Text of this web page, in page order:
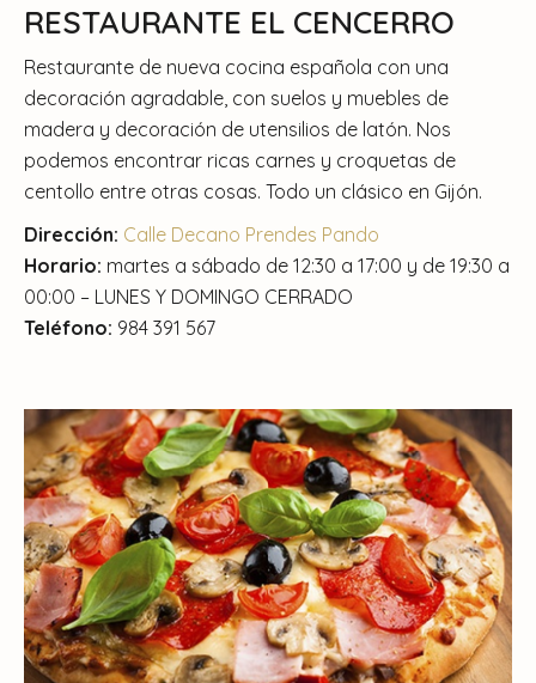
RESTAURANTE EL CENCERRO
Restaurante de nueva cocina española con una
decoración agradable, con suelos y muebles de
madera y decoración de utensilios de latón. Nos
podemos encontrar ricas carnes y croquetas de
centollo entre otras cosas. Todo un clásico en Gijón.
Dirección: Calle Decano Prendes Pando
Horario: martes a sábado de 12:30 a 17:00 y de 19:30 a
00:00 – LUNES Y DOMINGO CERRADO
Teléfono: 984 391 567